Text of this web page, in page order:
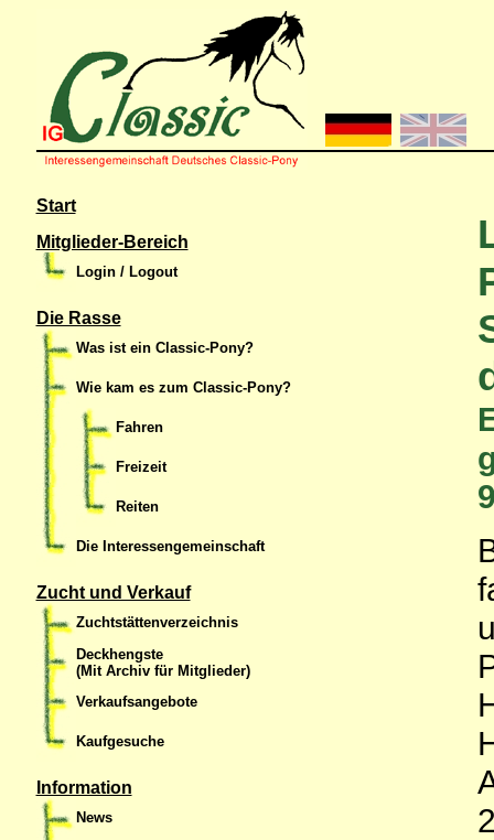
Start
Mitglieder-Bereich
Login / Logout
Die Rasse
Was ist ein Classic-Pony?
Wie kam es zum Classic-Pony?
Fahren
Freizeit
Reiten
Die Interessengemeinschaft
Zucht und Verkauf
Zuchtstättenverzeichnis
Deckhengste
(Mit Archiv für Mitglieder)
Verkaufsangebote
Kaufgesuche
Information
News